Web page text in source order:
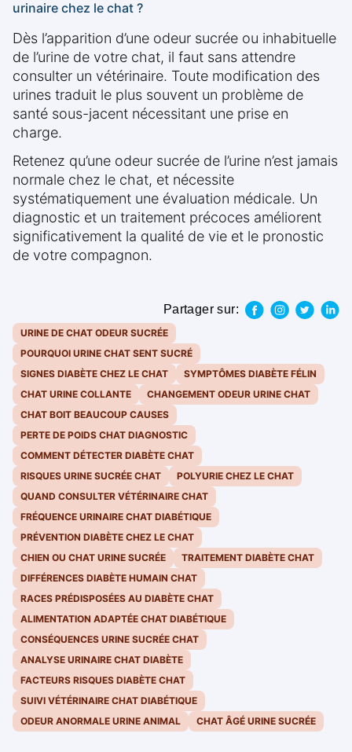
urinaire chez le chat ?
Dès l’apparition d’une odeur sucrée ou inhabituelle
de l’urine de votre chat, il faut sans attendre
consulter un vétérinaire. Toute modification des
urines traduit le plus souvent un problème de
santé sous-jacent nécessitant une prise en
charge.
Retenez qu’une odeur sucrée de l’urine n’est jamais
normale chez le chat, et nécessite
systématiquement une évaluation médicale. Un
diagnostic et un traitement précoces améliorent
significativement la qualité de vie et le pronostic
de votre compagnon.
Partager sur:
URINE DE CHAT ODEUR SUCRÉE
POURQUOI URINE CHAT SENT SUCRÉ
SIGNES DIABÈTE CHEZ LE CHAT
SYMPTÔMES DIABÈTE FÉLIN
CHAT URINE COLLANTE
CHANGEMENT ODEUR URINE CHAT
CHAT BOIT BEAUCOUP CAUSES
PERTE DE POIDS CHAT DIAGNOSTIC
COMMENT DÉTECTER DIABÈTE CHAT
RISQUES URINE SUCRÉE CHAT
POLYURIE CHEZ LE CHAT
QUAND CONSULTER VÉTÉRINAIRE CHAT
FRÉQUENCE URINAIRE CHAT DIABÉTIQUE
PRÉVENTION DIABÈTE CHEZ LE CHAT
CHIEN OU CHAT URINE SUCRÉE
TRAITEMENT DIABÈTE CHAT
DIFFÉRENCES DIABÈTE HUMAIN CHAT
RACES PRÉDISPOSÉES AU DIABÈTE CHAT
ALIMENTATION ADAPTÉE CHAT DIABÉTIQUE
CONSÉQUENCES URINE SUCRÉE CHAT
ANALYSE URINAIRE CHAT DIABÈTE
FACTEURS RISQUES DIABÈTE CHAT
SUIVI VÉTÉRINAIRE CHAT DIABÉTIQUE
ODEUR ANORMALE URINE ANIMAL
CHAT ÂGÉ URINE SUCRÉE